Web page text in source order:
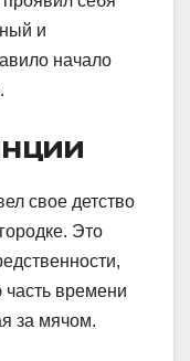
и
начало
свое детство
Это
часть времени
за мячом.